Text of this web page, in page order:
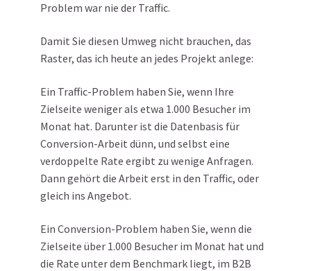
Problem war nie der Traffic.
Damit Sie diesen Umweg nicht brauchen, das
Raster, das ich heute an jedes Projekt anlege:
Ein Traffic-Problem haben Sie, wenn Ihre
Zielseite weniger als etwa 1.000 Besucher im
Monat hat. Darunter ist die Datenbasis für
Conversion-Arbeit dünn, und selbst eine
verdoppelte Rate ergibt zu wenige Anfragen.
Dann gehört die Arbeit erst in den Traffic, oder
gleich ins Angebot.
Ein Conversion-Problem haben Sie, wenn die
Zielseite über 1.000 Besucher im Monat hat und
die Rate unter dem Benchmark liegt, im B2B